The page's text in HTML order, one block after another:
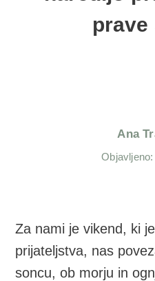
prave
Ana
Za nami je vikend, ki
prijateljstva, nas
soncu, ob morju in